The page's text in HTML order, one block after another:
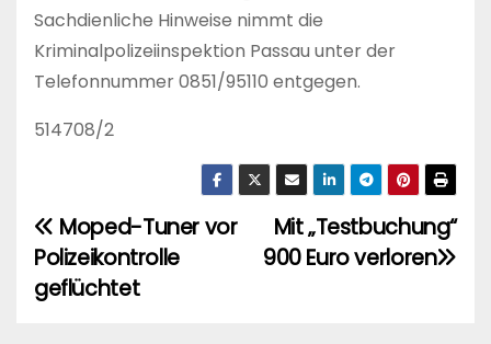
Sachdienliche Hinweise nimmt die
Kriminalpolizeiinspektion Passau unter der
Telefonnummer 0851/95110 entgegen.
514708/2
B
e
Mit „Testbuchung“
900 Euro verloren
Moped-Tuner vor
Polizeikontrolle
geflüchtet